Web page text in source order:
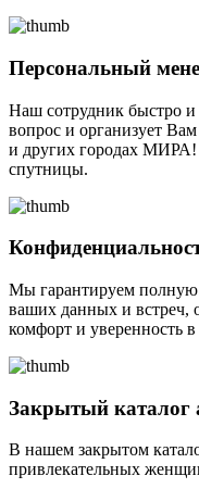
Персональный
Наш сотрудник быстро
вопрос и организует
и других городах
спутницы.
Мы гарантируем полную
ваших данных и встреч,
комфорт и уверенность
Закрытый каталог
В нашем закрытом
привлекательных